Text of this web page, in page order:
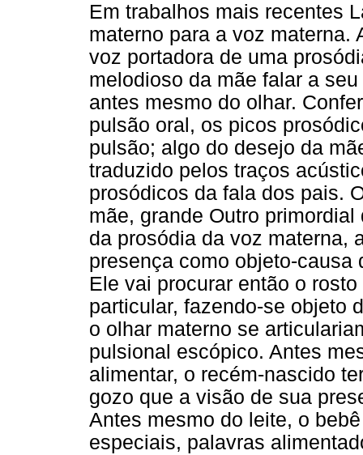
Em trabalhos mais recentes
materno para a voz materna.
voz portadora de uma
melodioso da mãe falar a
antes mesmo do olhar.
pulsão oral, os picos
pulsão; algo do desejo da
traduzido pelos traços
prosódicos da fala dos pais.
mãe, grande Outro
da prosódia da voz materna,
presença como objeto-causa
Ele vai procurar então o
particular, fazendo-se objeto
o olhar materno se
pulsional escópico. Antes
alimentar, o recém-nascido
gozo que a visão de sua
Antes mesmo do leite, o
especiais, palavras